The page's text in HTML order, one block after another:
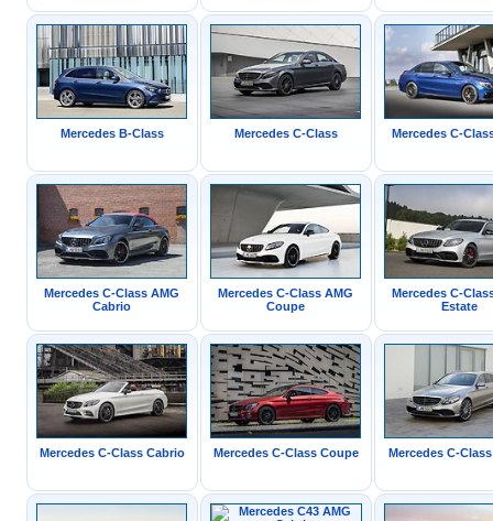
Mercedes B-Class Mercedes C-Class Mercedes C-
Mercedes C-Class AMG
Cabrio
Mercedes C-Class AMG
Coupe
Mercedes C-
Estate
Mercedes C-Class Cabrio Mercedes C-Class Coupe Mercedes C-